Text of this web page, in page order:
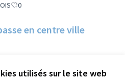
utilisés sur le site web
0
en centre ville
PART-2024-01-87